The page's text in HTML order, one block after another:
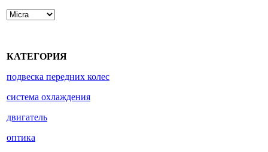
КАТЕГОРИЯ
подвеска передних колес
система охлаждения
двигатель
оптика